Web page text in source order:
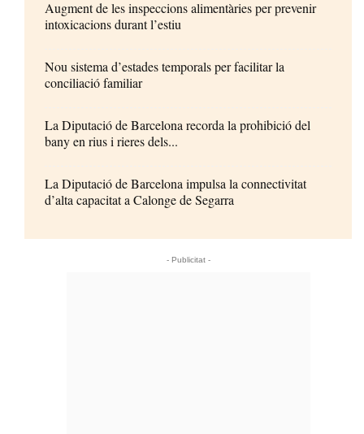
Augment de les inspeccions alimentàries per prevenir
intoxicacions durant l’estiu
Nou sistema d’estades temporals per facilitar la
conciliació familiar
La Diputació de Barcelona recorda la prohibició del
bany en rius i rieres dels...
La Diputació de Barcelona impulsa la connectivitat
d’alta capacitat a Calonge de Segarra
- Publicitat -